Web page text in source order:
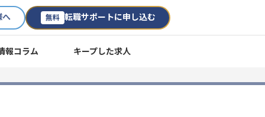
へ 無料 転職サポートに申し込む
報コラム キープした求人